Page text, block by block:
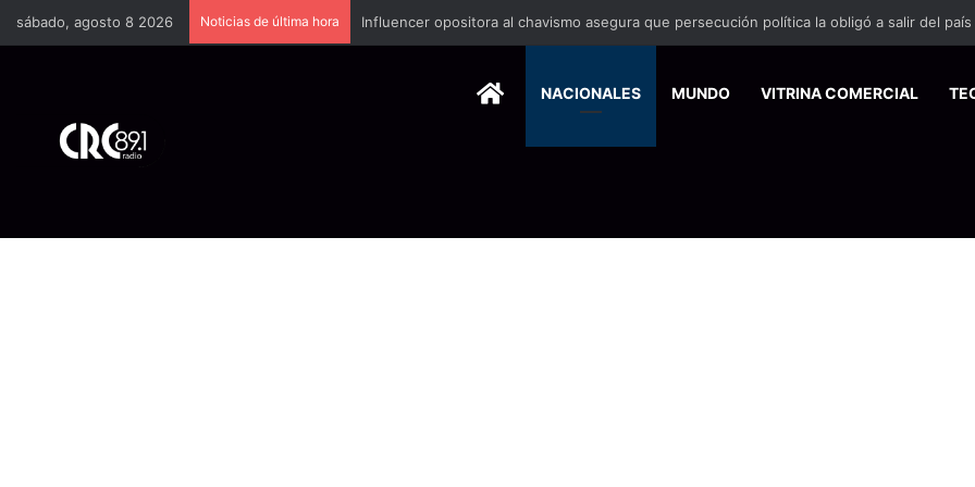
sábado, agosto 8 2026 Noticias de última hora Industria plástica se suma a la economía circular
HOMENACIONALES MUNDO VITRINA COMERCIAL